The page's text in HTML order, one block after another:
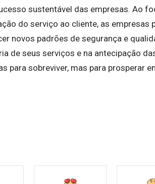
sustentável das empresas. Ao
do serviço ao cliente, as empresas
novos padrões de segurança e
de seus serviços e na antecipação
para sobreviver, mas para prosperar